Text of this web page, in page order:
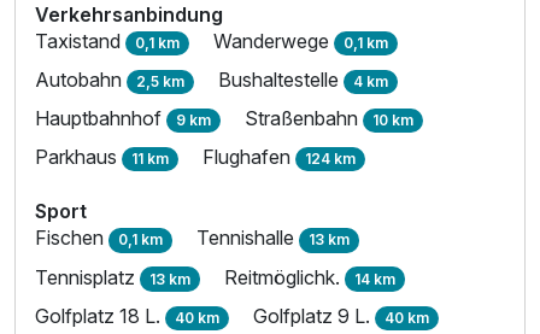
Verkehrsanbindung
Taxistand 0,1 km Wanderwege 0,1 km
Autobahn 2,5 km Bushaltestelle 4 km
Hauptbahnhof 9 km Straßenbahn 10 km
Parkhaus 11 km Flughafen 124 km
Sport
Fischen 0,1 km Tennishalle 13 km
Tennisplatz 13 km Reitmöglichk. 14 km
Golfplatz 18 L. 40 km Golfplatz 9 L. 40 km